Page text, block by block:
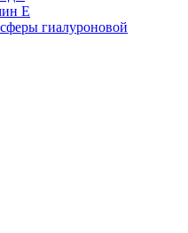
Е
гиалуроновой